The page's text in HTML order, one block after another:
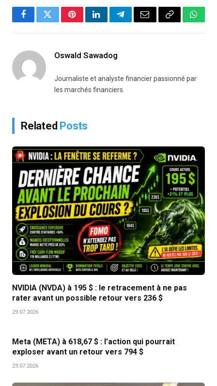
FacebookTwitterPinterestLinkedInTelegramEmail Copy
Oswald Sawadog
Journaliste et analyste financier passionné par
les marchés financiers.
Related Posts
NVIDIA (NVDA) à 195 $ : le retracement à ne pas
rater avant un possible retour vers 236 $
29.07.2026
Meta (META) à 618,67 $ : l’action qui pourrait
exploser avant un retour vers 794 $
23.07.2026